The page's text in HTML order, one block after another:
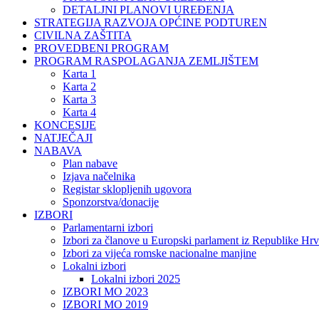
DETALJNI PLANOVI UREĐENJA
STRATEGIJA RAZVOJA OPĆINE PODTUREN
CIVILNA ZAŠTITA
PROVEDBENI PROGRAM
PROGRAM RASPOLAGANJA ZEMLJIŠTEM
Karta 1
Karta 2
Karta 3
Karta 4
KONCESIJE
NATJEČAJI
NABAVA
Plan nabave
Izjava načelnika
Registar sklopljenih ugovora
Sponzorstva/donacije
IZBORI
Parlamentarni izbori
Izbori za članove u Europski parlament iz Republike
Izbori za vijeća romske nacionalne manjine
Lokalni izbori
Lokalni izbori 2025
IZBORI MO 2023
IZBORI MO 2019